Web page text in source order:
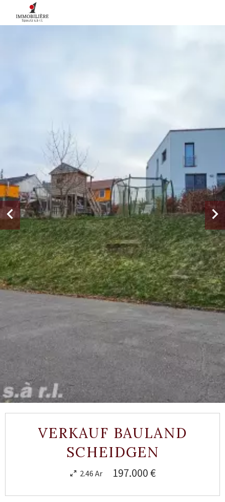
VERKAUF BAULAND
SCHEIDGEN
2.46 Ar 197.000 €